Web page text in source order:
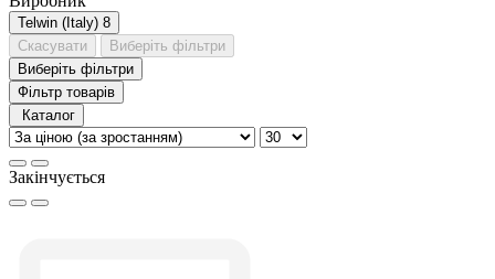
Telwin (Italy) 8
Скасувати
Виберіть фільтри
Виберіть фільтри
Фільтр товарів
Каталог
Закінчується